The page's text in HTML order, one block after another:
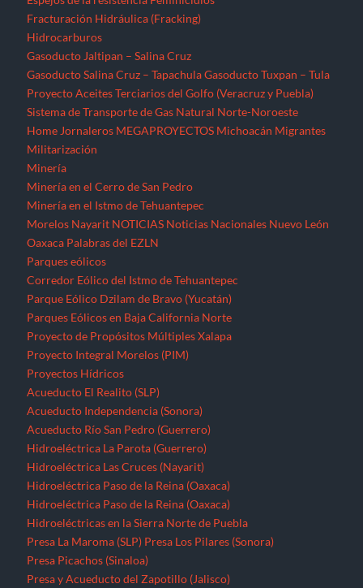
Fracturación Hidráulica (Fracking)
Hidrocarburos
Gasoducto Jaltipan – Salina Cruz
Gasoducto Salina Cruz – Tapachula Gasoducto Tuxpan – Tula
Proyecto Aceites Terciarios del Golfo (Veracruz y Puebla)
Sistema de Transporte de Gas Natural Norte-Noroeste
Home Jornaleros MEGAPROYECTOS Michoacán Migrantes
Militarización
Minería
Minería en el Cerro de San Pedro
Minería en el Istmo de Tehuantepec
Morelos Nayarit NOTICIAS Noticias Nacionales Nuevo León
Oaxaca Palabras del EZLN
Parques eólicos
Corredor Eólico del Istmo de Tehuantepec
Parque Eólico Dzilam de Bravo (Yucatán)
Parques Eólicos en Baja California Norte
Proyecto de Propósitos Múltiples Xalapa
Proyecto Integral Morelos (PIM)
Proyectos Hídricos
Acueducto El Realito (SLP)
Acueducto Independencia (Sonora)
Acueducto Río San Pedro (Guerrero)
Hidroeléctrica La Parota (Guerrero)
Hidroeléctrica Las Cruces (Nayarit)
Hidroeléctrica Paso de la Reina (Oaxaca)
Hidroeléctrica Paso de la Reina (Oaxaca)
Hidroeléctricas en la Sierra Norte de Puebla
Presa La Maroma (SLP) Presa Los Pilares (Sonora)
Presa Picachos (Sinaloa)
Presa y Acueducto del Zapotillo (Jalisco)